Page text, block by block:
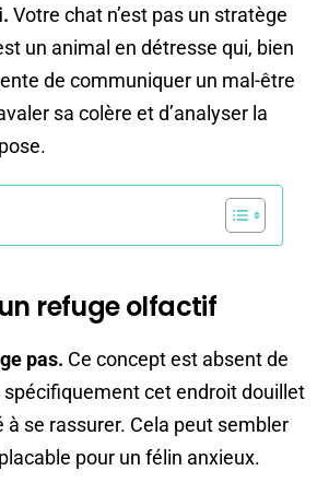
Votre chat n’est pas un stratège
un animal en détresse qui, bien
de communiquer un mal-être
sa colère et d’analyser la
refuge olfactif
pas. Ce concept est absent de
spécifiquement cet endroit douillet
se rassurer. Cela peut sembler
pour un félin anxieux.